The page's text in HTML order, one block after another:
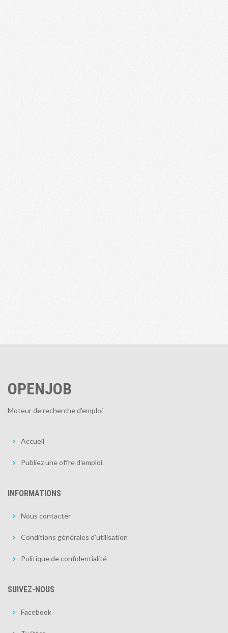
OPENJOB
Moteur de recherche d'emploi
Accueil
Publiez une offre d'emploi
INFORMATIONS
Nous contacter
Conditions générales d'utilisation
Politique de confidentialité
SUIVEZ-NOUS
Facebook